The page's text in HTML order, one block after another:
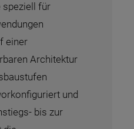
speziell für
einer
Architektur
und
bis zur